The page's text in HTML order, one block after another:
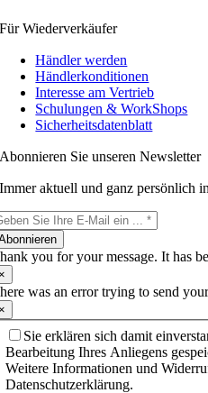
Für Wiederverkäufer
Händler werden
Händlerkonditionen
Interesse am Vertrieb
Schulungen & WorkShops
Sicherheitsdatenblatt
Abonnieren Sie unseren Newsletter
Immer aktuell und ganz persönlich
you for your message. It has
was an error trying to send
Sie erklären sich damit
Bearbeitung Ihres Anliegens
Weitere Informationen und
Datenschutzerklärung.